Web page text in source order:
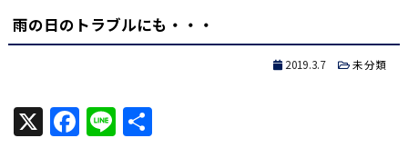
雨の日のトラブルにも・・・
2019.3.7 未分類
X Facebook
Line共